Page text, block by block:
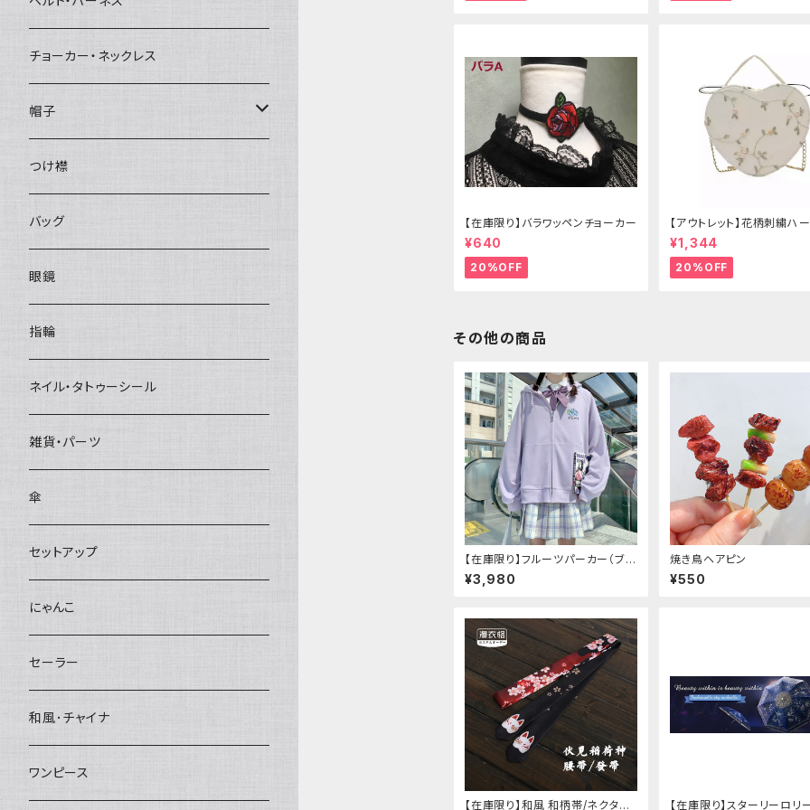
【在庫限り】バラワッペンチョーカー
¥640
20%OFF
【アウトレット】花柄刺繍ハ
グ
¥1,344
20%OFF
その他の商品
【在庫限り】フルーツパーカー（ブル
べリ、ブドウ、キウイ、チェリー、ぶど
う
¥3,980
焼き鳥ヘアピン
¥550
【在庫限り】和風 和柄帯/ネクタイ/ 【在庫限り】スターリーロリ
チョーカー・ネックレス
帽子
ベレー帽
つけ襟
バッグ
眼鏡
指輪
ネイル・タトゥーシール
雑貨・パーツ
傘
セットアップ
にゃんこ
セーラー
和風･チャイナ
ワンピース